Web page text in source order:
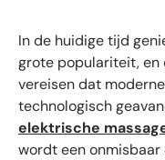
In de huidige tijd
grote populariteit, en
vereisen dat
technologisch
elektrische
wordt een